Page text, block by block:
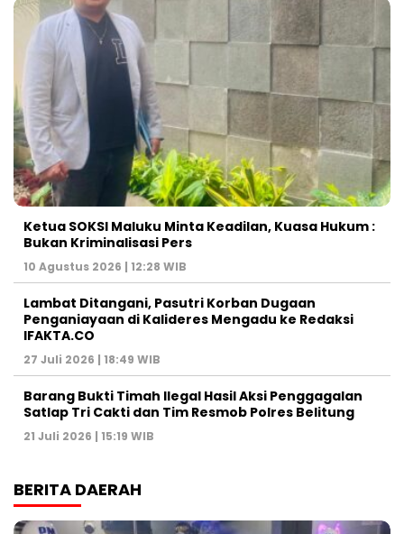
Ketua SOKSI Maluku Minta Keadilan, Kuasa Hukum :
Bukan Kriminalisasi Pers
10 Agustus 2026 | 12:28 WIB
Lambat Ditangani, Pasutri Korban Dugaan
Penganiayaan di Kalideres Mengadu ke Redaksi
IFAKTA.CO
27 Juli 2026 | 18:49 WIB
Barang Bukti Timah Ilegal Hasil Aksi Penggagalan
Satlap Tri Cakti dan Tim Resmob Polres Belitung
21 Juli 2026 | 15:19 WIB
BERITA DAERAH